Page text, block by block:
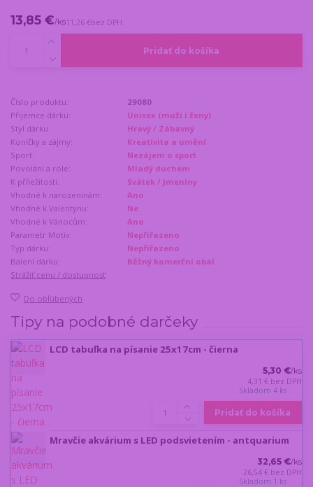
13,85 €/ks11,26 €bez DPH
Pridať do košíka
Číslo produktu:
29080
Příjemce dárku:
Unisex (muži i ženy)
Styl dárku:
Hravý / Zábavný
Koníčky a zájmy:
Kreativita a umění
Sport:
Nezájem o sport
Povolání a role:
Mladý duchem
K příležitosti:
Svátek / Jmeniny
Vhodné k narozeninám:
Ano
Vhodné k Valentýnu:
Ne
Vhodné k Vánocům:
Ano
Parametr Motiv:
Nepřiřazeno
Typ dárku:
Nepřiřazeno
Balení dárku:
Běžný komerční obal
Strážiť cenu / dostupnosť
Do obľúbených
Tipy na podobné darčeky
LCD tabuľka na písanie 25x17cm - čierna
5,30 €/ks
4,31 € bez DPH
Skladom 4 ks
Pridať do košíka
Mravčie akvárium s LED podsvietením - antquarium
32,65 €/ks
26,54 € bez DPH
Skladom 1 ks